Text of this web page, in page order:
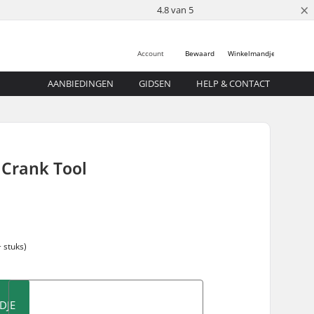
4.8 van 5 ×
Winkelmandje
Bewaard
Account
AANBIEDINGEN GIDSEN HELP & CONTACT
Tool
stuks)